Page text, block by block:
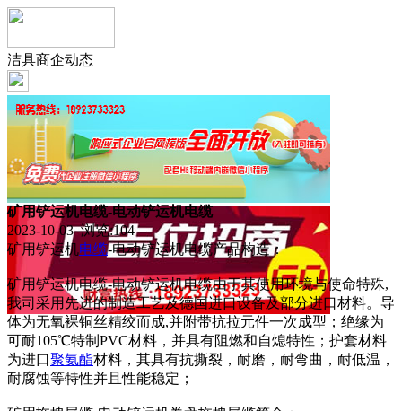
洁具商企动态
矿用铲运机电缆-电动铲运机电缆
2023-10-03 浏览:104
矿用铲运机电缆-电动铲运机电缆产品构造：
矿用铲运机电缆-电动铲运机电缆由于其使用环境与使命特殊,
我司采用先进的制造工艺及德国进口设备及部分进口材料。导
体为无氧裸铜丝精绞而成,并附带抗拉元件一次成型；绝缘为
可耐105℃特制PVC材料，并具有阻燃和自熄特性；护套材料
为进口聚氨酯材料，其具有抗撕裂，耐磨，耐弯曲，耐低温，
耐腐蚀等特性并且性能稳定；